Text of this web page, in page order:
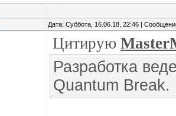
Дата: Суббота, 16.06.18, 22:46 |
Цитирую
Разработка
Quantum Break.